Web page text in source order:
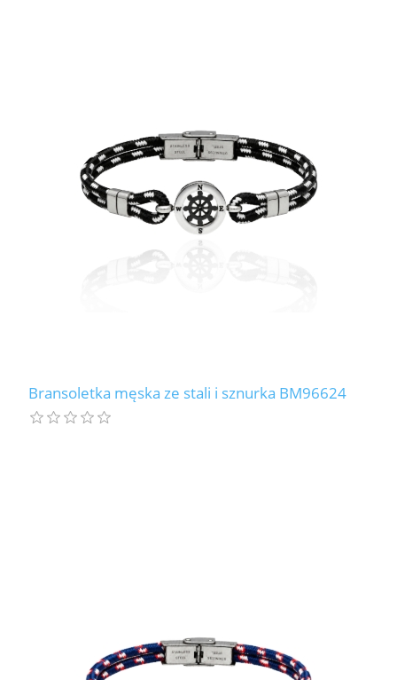
Bransoletka męska ze stali i sznurka BM96624